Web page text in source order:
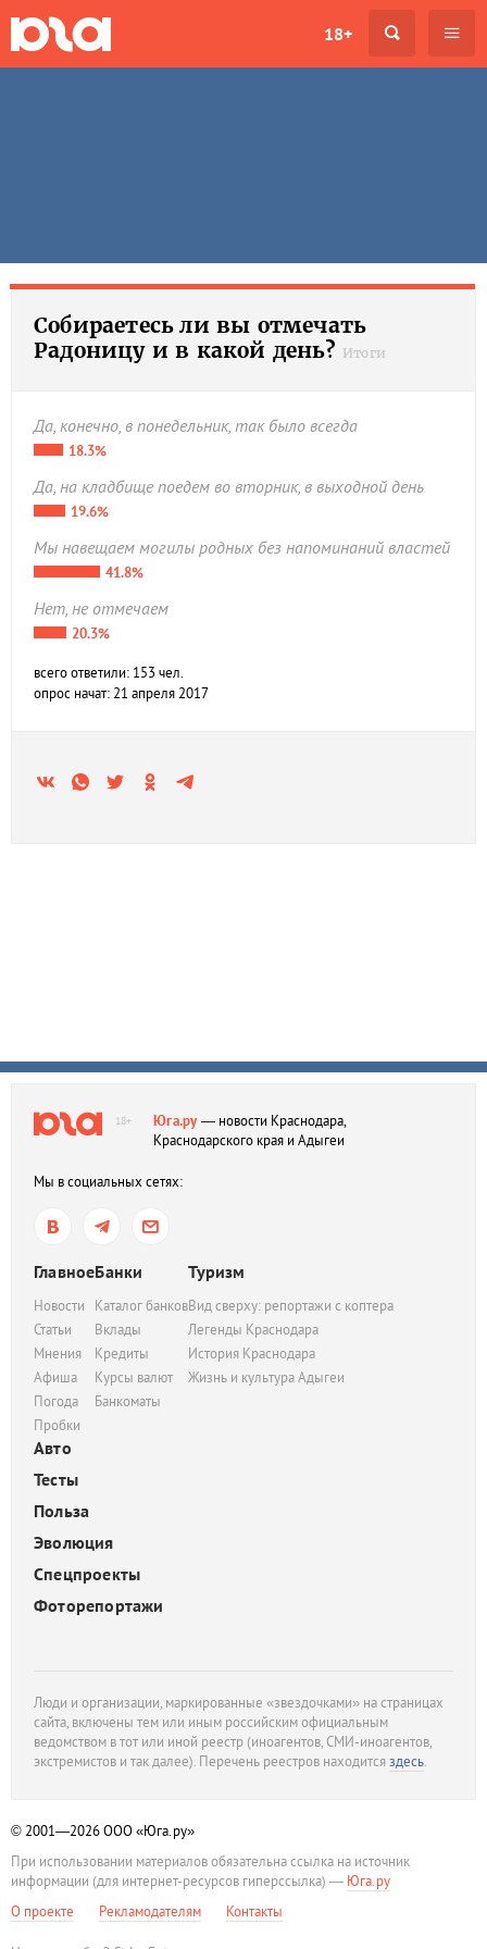
18+
Собираетесь ли вы отмечать
Радоницу и в какой день? Итоги
Да, конечно, в понедельник, так было всегда
18.3%
Да, на кладбище поедем во вторник, в выходной день
19.6%
Мы навещаем могилы родных без напоминаний властей
41.8%
Нет, не отмечаем
20.3%
всего ответили: 153 чел.
опрос начат: 21 апреля 2017
18+ Юга.ру— новости Краснодара,
Краснодарского края и Адыгеи
Мы в социальных сетях:
Главное
Новости
Статьи
Мнения
Афиша
Погода
Пробки
Банки
Каталог банков
Вклады
Кредиты
Курсы валют
Банкоматы
Туризм
Вид сверху: репортажи с коптера
Легенды Краснодара
История Краснодара
Жизнь и культура Адыгеи
Авто
Тесты
Польза
Эволюция
Спецпроекты
Фоторепортажи
Люди и организации, маркированные «звездочками» на страницах
сайта, включены тем или иным российским официальным
ведомством в тот или иной реестр (иноагентов, СМИ-иноагентов,
экстремистов и так далее). Перечень реестров находитсяздесь.
© 2001—2026ООО «Юга.ру»
При использовании материалов обязательна ссылка на источник
информации (для интернет-ресурсов гиперссылка) — Юга.ру
О проекте
Рекламодателям Контакты